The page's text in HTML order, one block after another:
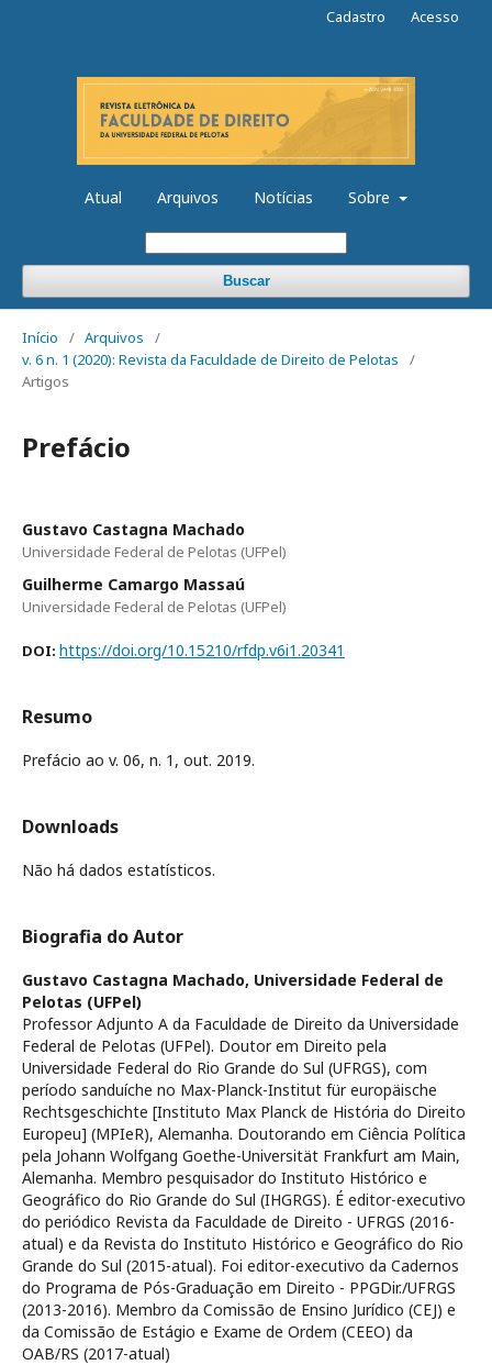
Atual Arquivos Notícias Sobre
Buscar
Cadastro Acesso
Início / Arquivos
/
v. 6 n. 1 (2020): Revista da Faculdade de Direito de Pelotas
/
Artigos
Prefácio
Gustavo Castagna Machado
Universidade Federal de Pelotas (UFPel)
Guilherme Camargo Massaú
Universidade Federal de Pelotas (UFPel)
DOI: https://doi.org/10.15210/rfdp.v6i1.20341
Resumo
Prefácio ao v. 06, n. 1, out. 2019.
Downloads
Não há dados estatísticos.
Biografia do Autor
Gustavo Castagna Machado, Universidade Federal de
Pelotas (UFPel)
Professor Adjunto A da Faculdade de Direito da Universidade
Federal de Pelotas (UFPel). Doutor em Direito pela
Universidade Federal do Rio Grande do Sul (UFRGS), com
período sanduíche no Max-Planck-Institut für europäische
Rechtsgeschichte [Instituto Max Planck de História do Direito
Europeu] (MPIeR), Alemanha. Doutorando em Ciência Política
pela Johann Wolfgang Goethe-Universität Frankfurt am Main,
Alemanha. Membro pesquisador do Instituto Histórico e
Geográfico do Rio Grande do Sul (IHGRGS). É editor-executivo
do periódico Revista da Faculdade de Direito - UFRGS (2016-
atual) e da Revista do Instituto Histórico e Geográfico do Rio
Grande do Sul (2015-atual). Foi editor-executivo da Cadernos
do Programa de Pós-Graduação em Direito - PPGDir./UFRGS
(2013-2016). Membro da Comissão de Ensino Jurídico (CEJ) e
da Comissão de Estágio e Exame de Ordem (CEEO) da
OAB/RS (2017-atual)